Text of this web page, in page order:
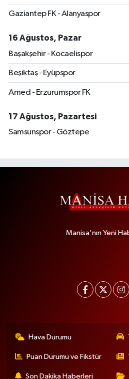
Gaziantep FK - Alanyaspor
16 Ağustos, Pazar
Başakşehir - Kocaelispor
Beşiktaş - Eyüpspor
Amed - Erzurumspor FK
17 Ağustos, Pazartesi
Samsunspor - Göztepe
Manisa'nın Yeni
Hava Durumu
Puan Durumu ve Fikstür
Son Dakika Haberleri